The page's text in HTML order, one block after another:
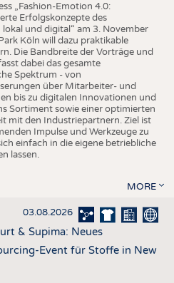
„Fashion-Emotion 4.0:
Erfolgskonzepte des
und digital“ am 3. November
Köln will dazu praktikable
Die Bandbreite der Vorträge und
dabei das gesamte
Spektrum - von
über Mitarbeiter- und
bis zu digitalen Innovationen und
Sortiment sowie einer optimierten
mit den Industriepartnern. Ziel ist
Impulse und Werkzeuge zu
einfach in die eigene betriebliche
lassen.
MORE
03.08.2026
& Supima: Neues
Event für Stoffe in New